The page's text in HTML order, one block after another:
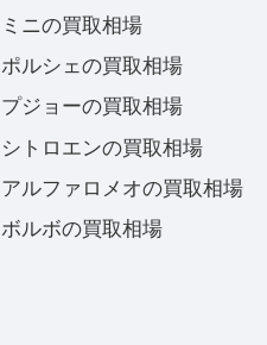
ミニの買取相場
ポルシェの買取相場
プジョーの買取相場
シトロエンの買取相場
アルファロメオの買取相場
ボルボの買取相場